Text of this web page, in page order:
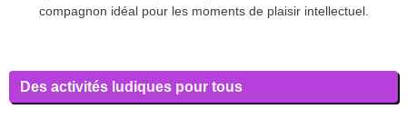
compagnon idéal pour les moments de plaisir intellectuel.
Des activités ludiques pour tous